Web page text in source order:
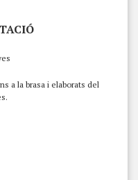
a la brasa i elaborats del